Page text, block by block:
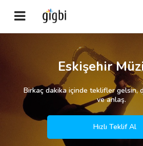
Giriş Yap
Kayıt Ol
Kategoriler
Eskişehir
Birkaç dakika içinde teklifler gelsin,
ve anlaş.
Hızlı Teklif Al